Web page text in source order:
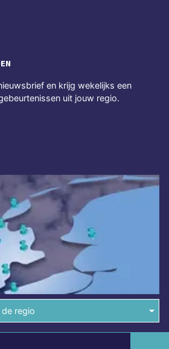
en krijg wekelijks een
uit jouw regio.
regio